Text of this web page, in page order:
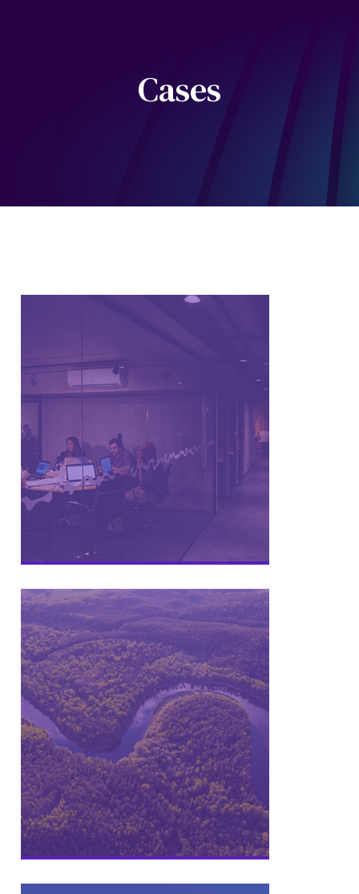
Cases
Modelo de inovação com os
melhores princípios
organizacionais e dinamizando as
relações do SEBRAE Minas com o
mercado empresarial.